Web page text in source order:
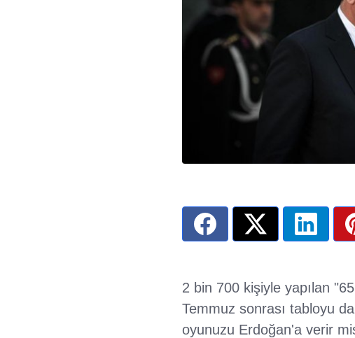
2 bin 700 kişiyle yapılan
Temmuz sonrası tabloyu
oyunuzu Erdoğan'a verir